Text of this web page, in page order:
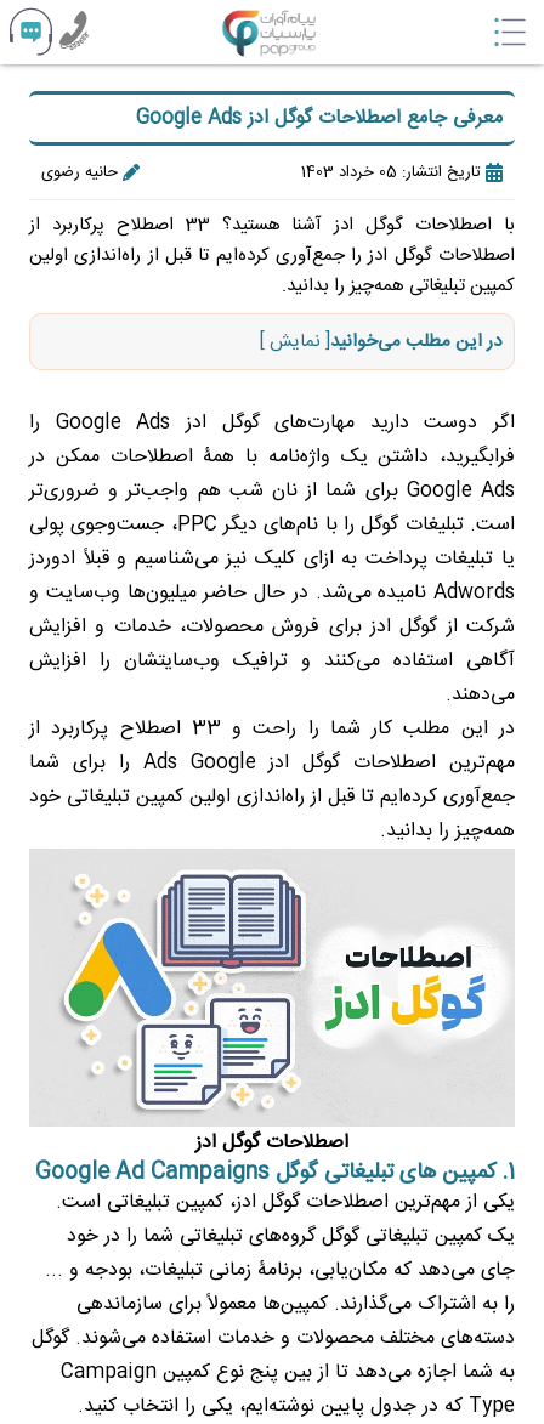
معرفی جامع اصطلاحات گوگل ادز Google Ads
تاریخ انتشار: 05 خرداد 1403 حانیه رضوی
با اصطلاحات گوگل ادز آشنا هستید؟ 33 اصطلاح پرکاربرد از
اصطلاحات گوگل ادز را جمع‌آوری کرده‌ایم تا قبل از راه‌اندازی اولین
کمپین تبلیغاتی همه‌چیز را بدانید.
در این مطلب می‌خوانید[ نمایش ]
اگر دوست دارید مهارت‌های گوگل ادز Google Ads را
فرابگیرید، داشتن یک واژه‌نامه با همۀ اصطلاحات ممکن در
Google Ads برای شما از نان شب هم واجب‌تر و ضروری‌‌تر
است. تبلیغات گوگل را با نام‌های دیگر PPC، جست‌وجوی پولی
یا تبلیغات پرداخت به ازای کلیک نیز می‌شناسیم و قبلاً ادوردز
Adwords نامیده می‌شد. در حال حاضر میلیون‌ها وب‌سایت و
شرکت از گوگل ادز برای فروش محصولات، خدمات و افزایش
آگاهی استفاده می‌کنند و ترافیک وب‌سایتشان را افزایش
می‌دهند.
در این مطلب کار شما را راحت و 33 اصطلاح پرکاربرد از
مهم‌ترین اصطلاحات گوگل ادز Ads Google را برای شما
جمع‌آوری کرده‌ایم تا قبل از راه‌اندازی اولین کمپین تبلیغاتی خود
همه‌چیز را بدانید.
اصطلاحات گوگل ادز
1. کمپین های تبلیغاتی گوگل Google Ad Campaigns
یکی از مهم‌ترین اصطلاحات گوگل ادز، کمپین تبلیغاتی است.
یک کمپین تبلیغاتی گوگل گروه‌های تبلیغاتی شما را در خود
جای می‌دهد که مکان‌یابی، برنامۀ زمانی تبلیغات، بودجه و ...
را به اشتراک می‌گذارند. کمپین‌ها معمولاً برای سازماندهی
دسته‌های مختلف محصولات و خدمات استفاده می‌شوند. گوگل
به شما اجازه می‌دهد تا از بین پنج نوع کمپین Campaign
Type که در جدول پایین نوشته‌‌ایم، یکی را انتخاب کنید.